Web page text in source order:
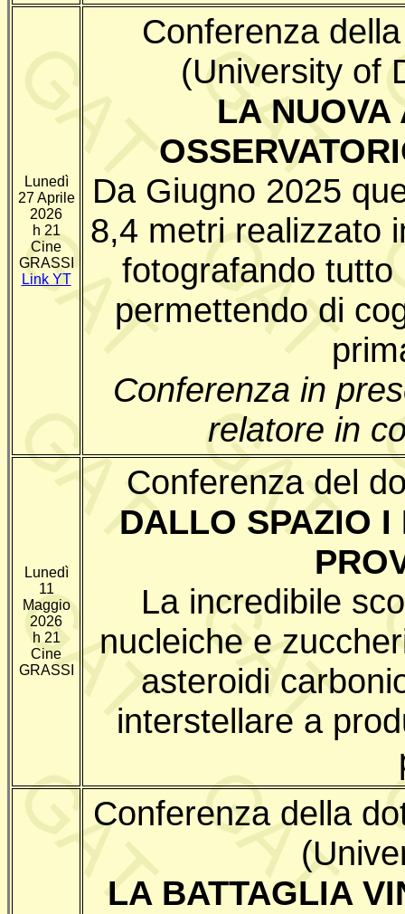
Lunedì
27 Aprile
2026
h 21
Cine
GRASSI
Link YT
Conferenza
(University of
LA NUOVA
Da Giugno 2025
8,4 metri realizzato
fotografando
permettendo di
Conferenza in
relatore in
Lunedì
11
Maggio
2026
h 21
Cine
GRASSI
Conferenza del
DALLO SPAZIO I
La incredibile
nucleiche e
asteroidi
interstellare a
Conferenza della
LA BATTAGLIA